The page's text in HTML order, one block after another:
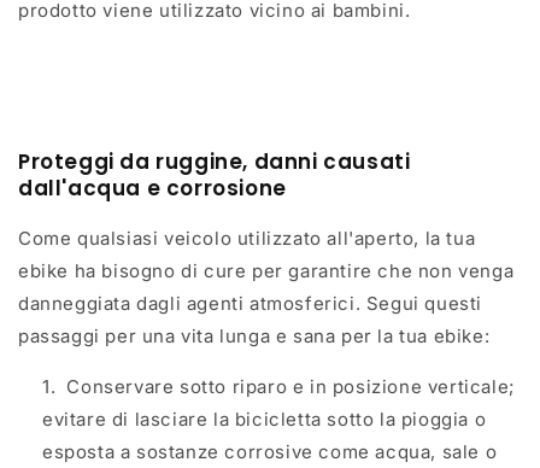
prodotto viene utilizzato vicino ai bambini.
Proteggi da ruggine, danni causati
dall'acqua e corrosione
Come qualsiasi veicolo utilizzato all'aperto, la tua
ebike ha bisogno di cure per garantire che non venga
danneggiata dagli agenti atmosferici. Segui questi
passaggi per una vita lunga e sana per la tua ebike:
Conservare sotto riparo e in posizione verticale;
evitare di lasciare la bicicletta sotto la pioggia o
esposta a sostanze corrosive come acqua, sale o